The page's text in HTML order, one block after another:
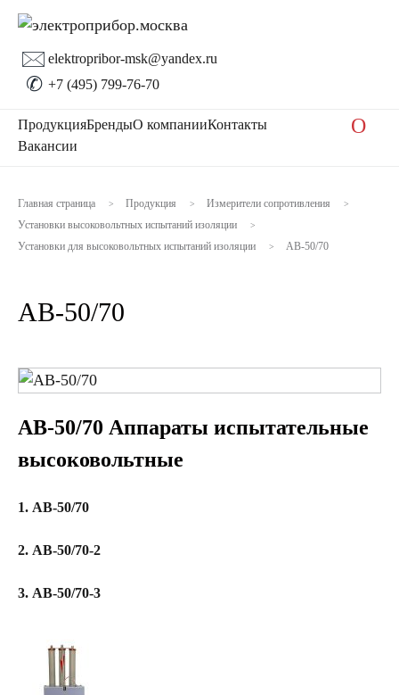
🖂 elektropribor-msk@yandex.ru
✆ +7 (495) 799-76-70
ПродукцияБрендыО компанииКонтакты
Вакансии
O
Главная страница > Продукция > Измерители сопротивления >
Установки высоковольтных испытаний изоляции >
Установки для высоковольтных испытаний изоляции > АВ-50/70
АВ-50/70
АВ-50/70 Аппараты испытательные
высоковольтные
1. АВ-50/70
2. АВ-50/70-2
3. АВ-50/70-3